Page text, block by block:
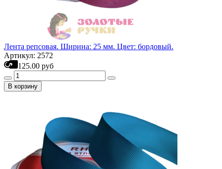
Лента репсовая. Ширина: 25 мм. Цвет: бордовый.
Артикул: 2572
125.00 руб
В корзину